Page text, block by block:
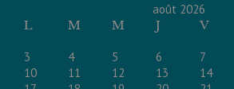
août 2026
L
M M J V
3
4 5 6 7
10
11 12 13 14